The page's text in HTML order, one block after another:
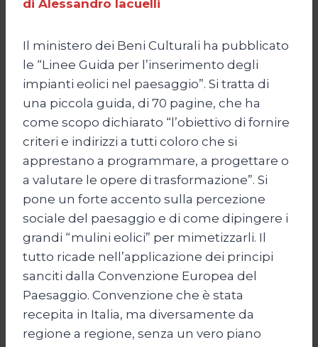
di Alessandro Iacuelli
Il ministero dei Beni Culturali ha pubblicato
le “Linee Guida per l’inserimento degli
impianti eolici nel paesaggio”. Si tratta di
una piccola guida, di 70 pagine, che ha
come scopo dichiarato “l’obiettivo di fornire
criteri e indirizzi a tutti coloro che si
apprestano a programmare, a progettare o
a valutare le opere di trasformazione”. Si
pone un forte accento sulla percezione
sociale del paesaggio e di come dipingere i
grandi “mulini eolici” per mimetizzarli. Il
tutto ricade nell’applicazione dei principi
sanciti dalla Convenzione Europea del
Paesaggio. Convenzione che è stata
recepita in Italia, ma diversamente da
regione a regione, senza un vero piano